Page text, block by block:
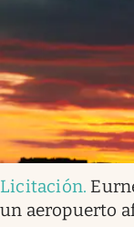
Licitación.
un aeropuerto